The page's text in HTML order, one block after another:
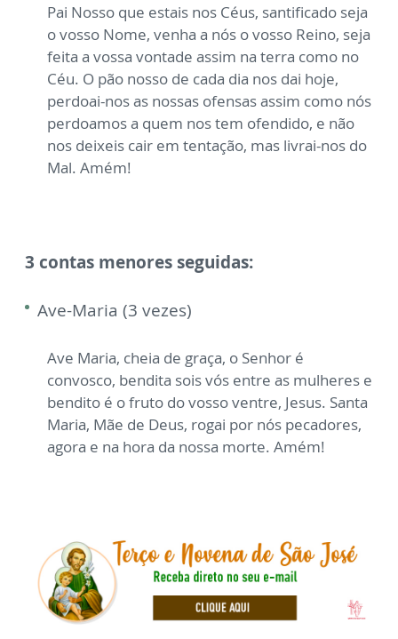
Pai Nosso que estais nos Céus, santificado seja
o vosso Nome, venha a nós o vosso Reino, seja
feita a vossa vontade assim na terra como no
Céu. O pão nosso de cada dia nos dai hoje,
perdoai-nos as nossas ofensas assim como nós
perdoamos a quem nos tem ofendido, e não
nos deixeis cair em tentação, mas livrai-nos do
Mal. Amém!
3 contas menores seguidas:
Ave-Maria (3 vezes)
Ave Maria, cheia de graça, o Senhor é
convosco, bendita sois vós entre as mulheres e
bendito é o fruto do vosso ventre, Jesus. Santa
Maria, Mãe de Deus, rogai por nós pecadores,
agora e na hora da nossa morte. Amém!